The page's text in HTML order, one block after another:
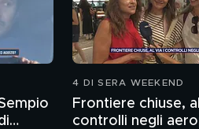
4 DI SERA WEEKEND
Frontiere chiuse,
controlli negli